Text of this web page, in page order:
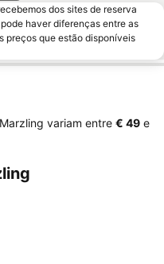
dos sites de reserva
haver diferenças entre as
preços que estão disponíveis
variam entre ‎€ 49 e